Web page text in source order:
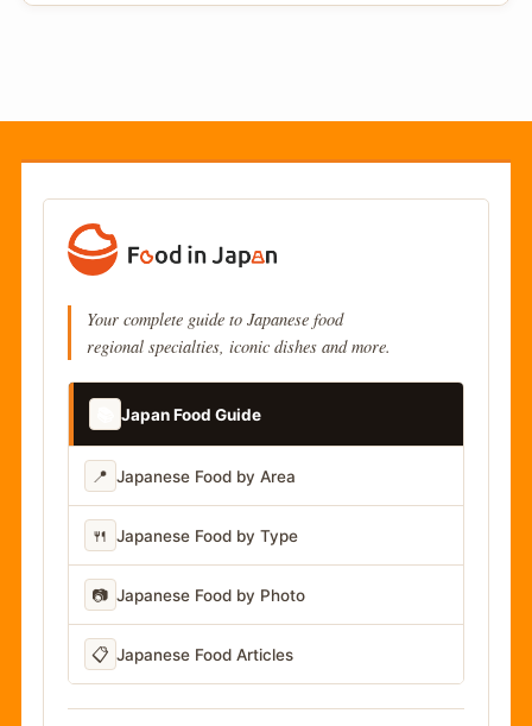
Your complete guide to Japanese food
regional specialties, iconic dishes and more.
Japan Food Guide
📍 Japanese Food by Area
🍴 Japanese Food by Type
📷 Japanese Food by Photo
📋 Japanese Food Articles